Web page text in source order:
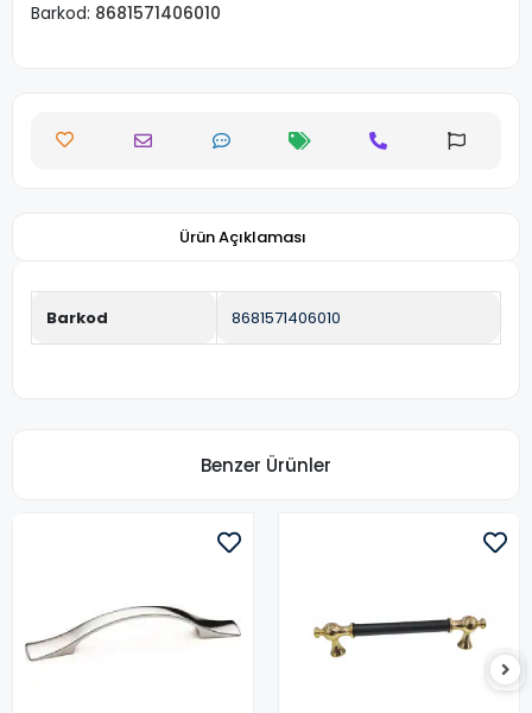
Barkod: 8681571406010
Ürün Açıklaması
Barkod 8681571406010
Benzer Ürünler